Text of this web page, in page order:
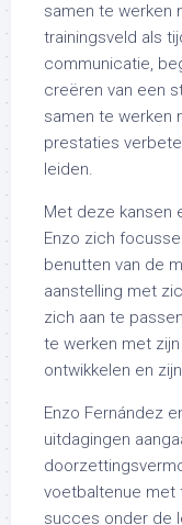
samen te werken
trainingsveld als
communicatie,
creëren van een
samen te werken
prestaties
leiden.
Met deze kansen
Enzo zich
benutten van de
aanstelling met
zich aan te
te werken met
ontwikkelen en
Enzo Fernández
uitdagingen
voetbaltenue met
succes onder de